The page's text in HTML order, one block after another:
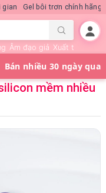
đeo Xịt, uống kéo dài thời
Âm đạo giả Xuất tinh sớm
mềm nhiều